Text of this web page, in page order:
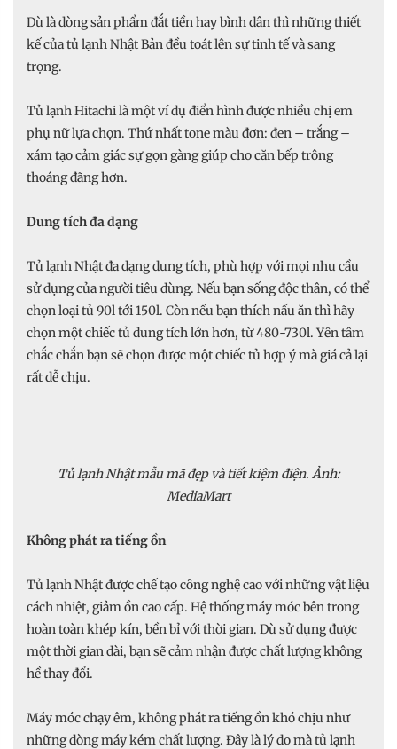
Dù là dòng sản phẩm đắt tiền hay bình dân thì những thiết
kế của tủ lạnh Nhật Bản đều toát lên sự tinh tế và sang
trọng.
Tủ lạnh Hitachi là một ví dụ điển hình được nhiều chị em
phụ nữ lựa chọn. Thứ nhất tone màu đơn: đen – trắng –
xám tạo cảm giác sự gọn gàng giúp cho căn bếp trông
thoáng đãng hơn.
Dung tích đa dạng
Tủ lạnh Nhật đa dạng dung tích, phù hợp với mọi nhu cầu
sử dụng của người tiêu dùng. Nếu bạn sống độc thân, có thể
chọn loại tủ 90l tới 150l. Còn nếu bạn thích nấu ăn thì hãy
chọn một chiếc tủ dung tích lớn hơn, từ 480-730l. Yên tâm
chắc chắn bạn sẽ chọn được một chiếc tủ hợp ý mà giá cả lại
rất dễ chịu.
Tủ lạnh Nhật mẫu mã đẹp và tiết kiệm điện. Ảnh:
MediaMart
Không phát ra tiếng ồn
Tủ lạnh Nhật được chế tạo công nghệ cao với những vật liệu
cách nhiệt, giảm ồn cao cấp. Hệ thống máy móc bên trong
hoàn toàn khép kín, bền bỉ với thời gian. Dù sử dụng được
một thời gian dài, bạn sẽ cảm nhận được chất lượng không
hề thay đổi.
Máy móc chạy êm, không phát ra tiếng ồn khó chịu như
những dòng máy kém chất lượng. Đây là lý do mà tủ lạnh